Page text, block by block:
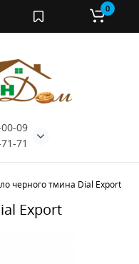
09
71
0
черного тмина Dial Export
Export